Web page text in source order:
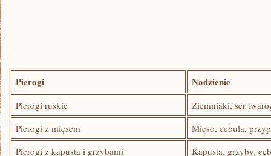
Pierogi Nadzienie
Pierogi ruskie
Ziemniaki, ser
Pierogi z mięsem
Mięso, cebula,
Pierogi z kapustą i grzybami
Kapusta, ​grzyby,